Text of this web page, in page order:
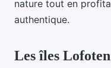
nature tout en
authentique.
Les îles